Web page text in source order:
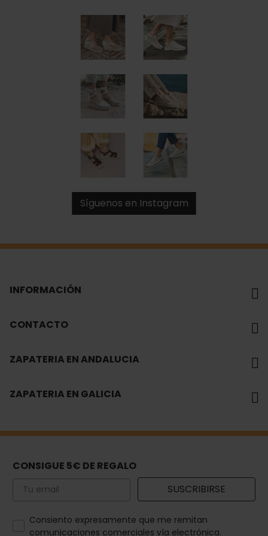
Síguenos en Instagram
INFORMACIÓN
CONTACTO
ZAPATERIA EN ANDALUCIA
ZAPATERIA EN GALICIA
CONSIGUE 5€ DE REGALO
Email SUSCRIBIRSE
How would you like to hear from us?
Consiento expresamente que me remitan
comunicaciones comerciales vía electrónica.